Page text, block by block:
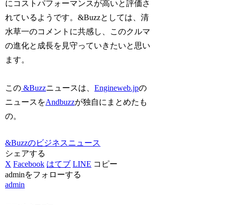
にコストパフォーマンスが高いと評価さ
れているようです。&Buzzとしては、清
水草一のコメントに共感し、このクルマ
の進化と成長を見守っていきたいと思い
ます。
この &Buzzニュースは、Engineweb.jpの
ニュースをAndbuzzが独自にまとめたも
の。
&Buzzのビジネスニュース
シェアする
X Facebook はてブ LINE コピー
adminをフォローする
admin